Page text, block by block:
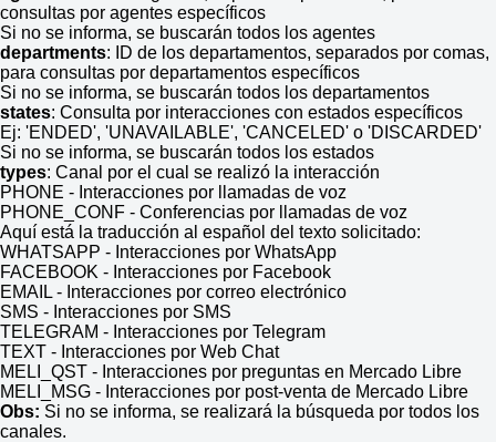
consultas por agentes específicos
Si no se informa, se buscarán todos los agentes
departments: ID de los departamentos, separados por comas,
para consultas por departamentos específicos
Si no se informa, se buscarán todos los departamentos
states: Consulta por interacciones con estados específicos
Ej: 'ENDED', 'UNAVAILABLE', 'CANCELED' o 'DISCARDED'
Si no se informa, se buscarán todos los estados
types: Canal por el cual se realizó la interacción
PHONE - Interacciones por llamadas de voz
PHONE_CONF - Conferencias por llamadas de voz
Aquí está la traducción al español del texto solicitado:
WHATSAPP - Interacciones por WhatsApp
FACEBOOK - Interacciones por Facebook
EMAIL - Interacciones por correo electrónico
SMS - Interacciones por SMS
TELEGRAM - Interacciones por Telegram
TEXT - Interacciones por Web Chat
MELI_QST - Interacciones por preguntas en Mercado Libre
MELI_MSG - Interacciones por post-venta de Mercado Libre
Obs: Si no se informa, se realizará la búsqueda por todos los
canales.